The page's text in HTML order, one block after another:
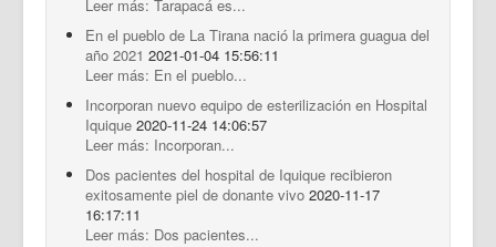
Leer más: Tarapacá es...
En el pueblo de La Tirana nació la primera guagua del
año 2021 2021-01-04 15:56:11
Leer más: En el pueblo...
Incorporan nuevo equipo de esterilización en Hospital
Iquique 2020-11-24 14:06:57
Leer más: Incorporan...
Dos pacientes del hospital de Iquique recibieron
exitosamente piel de donante vivo 2020-11-17
16:17:11
Leer más: Dos pacientes...